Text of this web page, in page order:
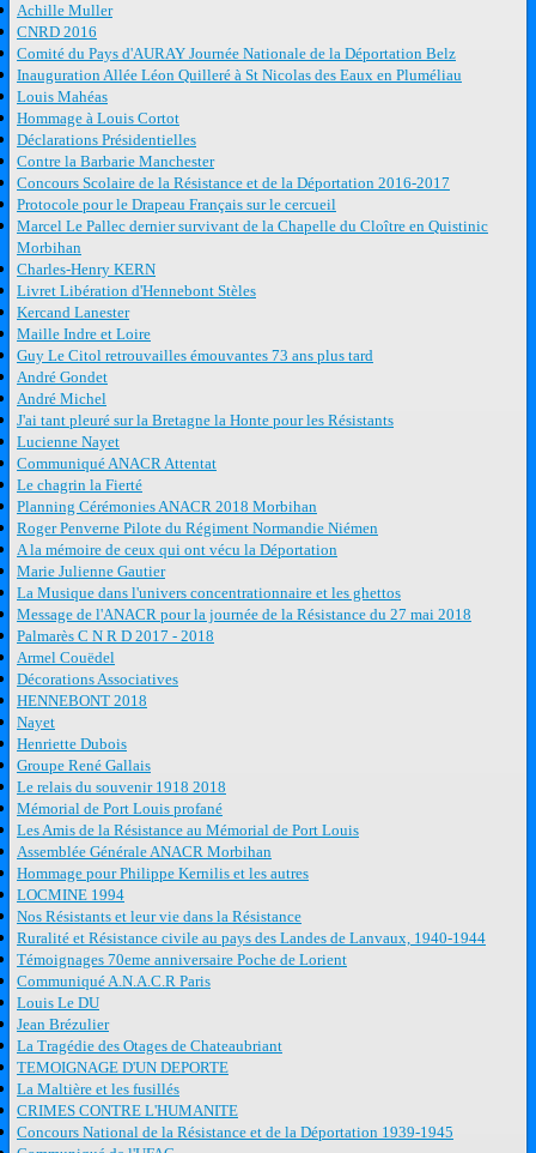
Achille Muller
CNRD 2016
Comité du Pays d'AURAY Journée Nationale de la Déportation Belz
Inauguration Allée Léon Quilleré à St Nicolas des Eaux en Pluméliau
Louis Mahéas
Hommage à Louis Cortot
Déclarations Présidentielles
Contre la Barbarie Manchester
Concours Scolaire de la Résistance et de la Déportation 2016-2017
Protocole pour le Drapeau Français sur le cercueil
Marcel Le Pallec dernier survivant de la Chapelle du Cloître en Quistinic
Morbihan
Charles-Henry KERN
Livret Libération d'Hennebont Stèles
Kercand Lanester
Maille Indre et Loire
Guy Le Citol retrouvailles émouvantes 73 ans plus tard
André Gondet
André Michel
J'ai tant pleuré sur la Bretagne la Honte pour les Résistants
Lucienne Nayet
Communiqué ANACR Attentat
Le chagrin la Fierté
Planning Cérémonies ANACR 2018 Morbihan
Roger Penverne Pilote du Régiment Normandie Niémen
A la mémoire de ceux qui ont vécu la Déportation
Marie Julienne Gautier
La Musique dans l'univers concentrationnaire et les ghettos
Message de l'ANACR pour la journée de la Résistance du 27 mai 2018
Palmarès C N R D 2017 - 2018
Armel Couëdel
Décorations Associatives
HENNEBONT 2018
Nayet
Henriette Dubois
Groupe René Gallais
Le relais du souvenir 1918 2018
Mémorial de Port Louis profané
Les Amis de la Résistance au Mémorial de Port Louis
Assemblée Générale ANACR Morbihan
Hommage pour Philippe Kernilis et les autres
LOCMINE 1994
Nos Résistants et leur vie dans la Résistance
Ruralité et Résistance civile au pays des Landes de Lanvaux, 1940-1944
Témoignages 70eme anniversaire Poche de Lorient
Communiqué A.N.A.C.R Paris
Louis Le DU
Jean Brézulier
La Tragédie des Otages de Chateaubriant
TEMOIGNAGE D'UN DEPORTE
La Maltière et les fusillés
CRIMES CONTRE L'HUMANITE
Concours National de la Résistance et de la Déportation 1939-1945